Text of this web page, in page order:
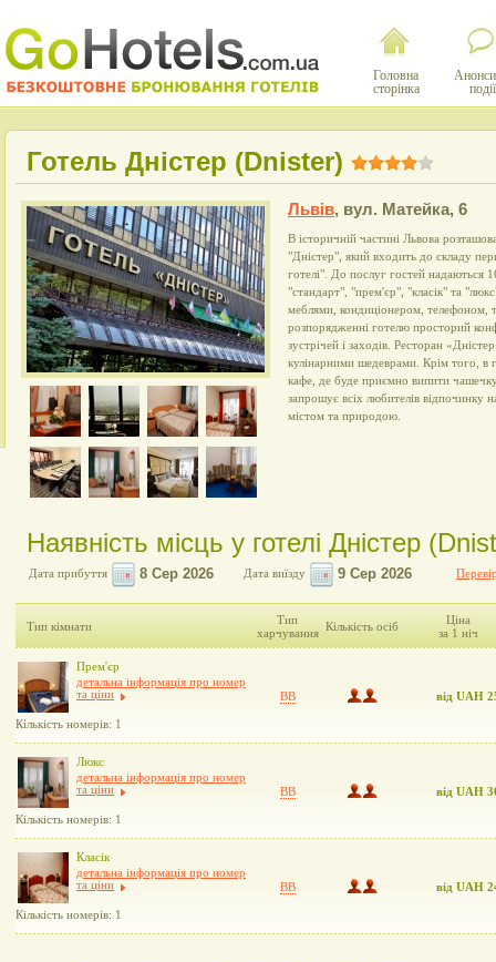
Головна
сторінка
події
Готель Дністер (Dnister)
Львів, вул. Матейка, 6
В історичній частині Львова
"Дністер", який входить до складу
готелі". До послуг гостей надаються
"стандарт", "прем'єр", "класік" та
меблями, кондиціонером, телефоном,
розпорядженні готелю просторий
зустрічей і заходів. Ресторан
кулінарними шедеврами. Крім того, в
кафе, де буде приємно випити
запрошує всіх любителів відпочинку
містом та природою.
Наявність місць у готелі Дністер
Дата прибуття Дата виїзду
Тип кімнати
Тип
харчування Кількість осіб
Ціна
за 1 ніч
Прем'єр
детальна інформація про номер
та ціни
Кількість номерів: 1
BB від UAH
Люкс
детальна інформація про номер
та ціни
Кількість номерів: 1
BB від UAH
Класік
детальна інформація про номер
та ціни
Кількість номерів: 1
BB від UAH